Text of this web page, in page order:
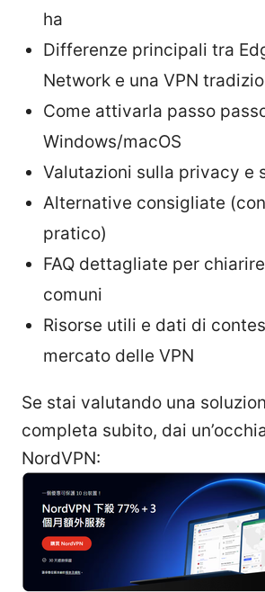
ha
Differenze principali tra
Network e una VPN
Come attivarla passo
Windows/macOS
Valutazioni sulla privacy e
Alternative consigliate
pratico)
FAQ dettagliate per
comuni
Risorse utili e dati di
mercato delle VPN
Se stai valutando una
completa subito, dai
NordVPN: